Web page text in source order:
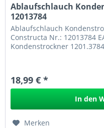
Ablaufschlauch
12013784
Ablaufschlauch
Constructa Nr.: 12013784
Kondenstrockner 1201.3784
18,99 € *
In den
Merken